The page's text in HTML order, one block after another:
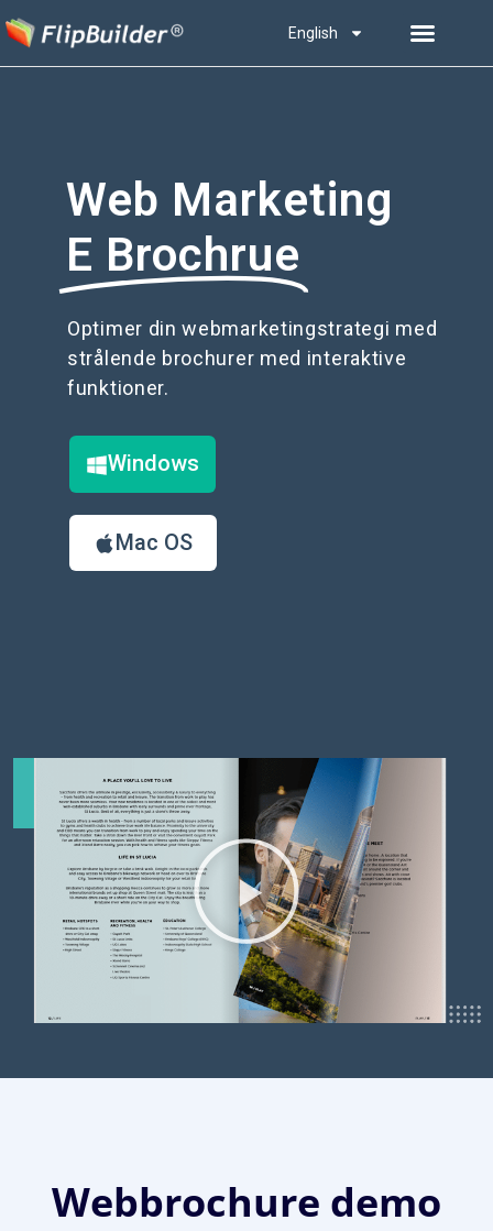
English
Web Marketing
E Brochrue
Optimer din webmarketingstrategi med
strålende brochurer med interaktive
funktioner.
Windows
Mac OS
Webbrochure demo